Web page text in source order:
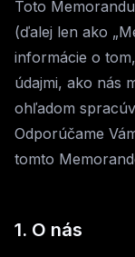
Toto
(ďalej len ako
informácie o
údajmi, ako nás
ohľadom
Odporúčame
tomto
1. O nás